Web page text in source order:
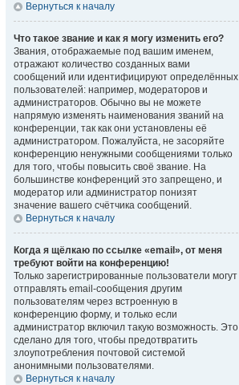
Вернуться к началу
Что такое звание и как я могу изменить его?
Звания, отображаемые под вашим именем,
отражают количество созданных вами
сообщений или идентифицируют определённых
пользователей: например, модераторов и
администраторов. Обычно вы не можете
напрямую изменять наименования званий на
конференции, так как они установлены её
администратором. Пожалуйста, не засоряйте
конференцию ненужными сообщениями только
для того, чтобы повысить своё звание. На
большинстве конференций это запрещено, и
модератор или администратор понизят
значение вашего счётчика сообщений.
Вернуться к началу
Когда я щёлкаю по ссылке «email», от меня
требуют войти на конференцию!
Только зарегистрированные пользователи могут
отправлять email-сообщения другим
пользователям через встроенную в
конференцию форму, и только если
администратор включил такую возможность. Это
сделано для того, чтобы предотвратить
злоупотребления почтовой системой
анонимными пользователями.
Вернуться к началу